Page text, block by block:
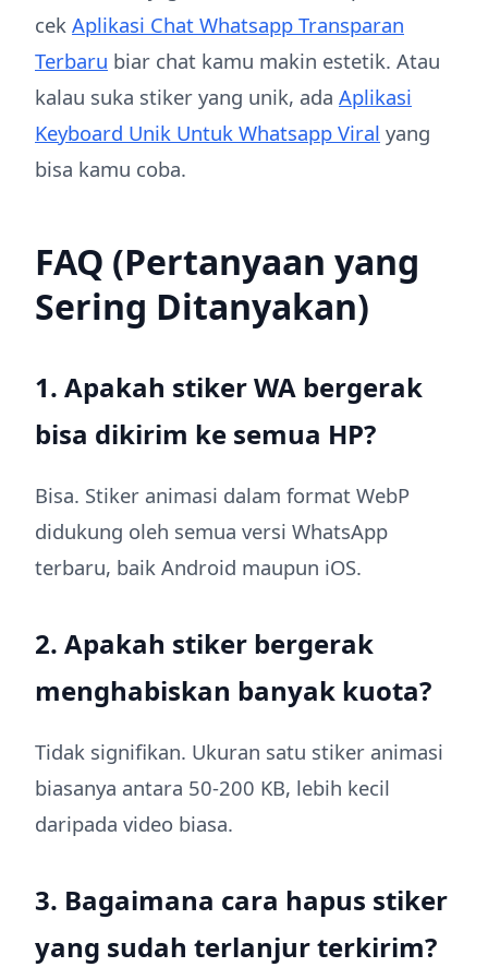
cek Aplikasi Chat Whatsapp Transparan
Terbaru biar chat kamu makin estetik. Atau
kalau suka stiker yang unik, ada Aplikasi
Keyboard Unik Untuk Whatsapp Viral yang
bisa kamu coba.
FAQ (Pertanyaan yang
Sering Ditanyakan)
1. Apakah stiker WA bergerak
bisa dikirim ke semua HP?
Bisa. Stiker animasi dalam format WebP
didukung oleh semua versi WhatsApp
terbaru, baik Android maupun iOS.
2. Apakah stiker bergerak
menghabiskan banyak kuota?
Tidak signifikan. Ukuran satu stiker animasi
biasanya antara 50-200 KB, lebih kecil
daripada video biasa.
3. Bagaimana cara hapus stiker
yang sudah terlanjur terkirim?